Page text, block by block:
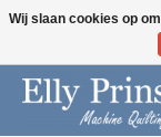
Let op: gewijzigde
Wij slaan cookies op